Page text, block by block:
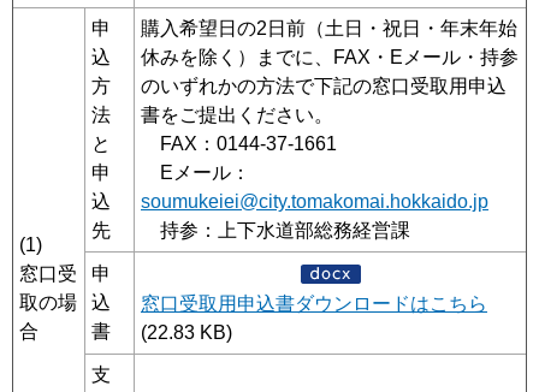
(1)
窓口受
取の場
合
申
込
方
法
と
申
込
先
購入希望日の2日前（土日・祝日・年末年始
休みを除く）までに、FAX・Eメール・持参
のいずれかの方法で下記の窓口受取用申込
書をご提出ください。
FAX：0144-37-1661
Eメール：
soumukeiei@city.tomakomai.hokkaido.jp
持参：上下水道部総務経営課
申
込
書
窓口受取用申込書ダウンロードはこちら
(22.83 KB)
支